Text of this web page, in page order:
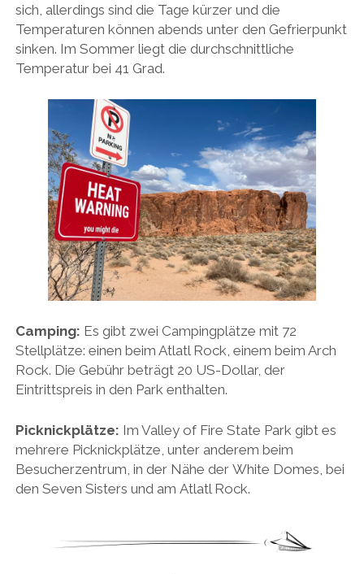
sich, allerdings sind die Tage kürzer und die
Temperaturen können abends unter den Gefrierpunkt
sinken. Im Sommer liegt die durchschnittliche
Temperatur bei 41 Grad.
Camping: Es gibt zwei Campingplätze mit 72
Stellplätze: einen beim Atlatl Rock, einem beim Arch
Rock. Die Gebühr beträgt 20 US-Dollar, der
Eintrittspreis in den Park enthalten.
Picknickplätze: Im Valley of Fire State Park gibt es
mehrere Picknickplätze, unter anderem beim
Besucherzentrum, in der Nähe der White Domes, bei
den Seven Sisters und am Atlatl Rock.